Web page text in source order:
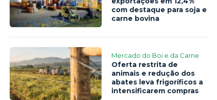
com destaque para soja e
carne bovina
Mercado do Boi e da Carne
Oferta restrita de
animais e redução dos
abates leva frigoríficos a
intensificarem compras